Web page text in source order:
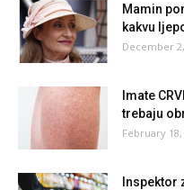
Mamin
kakvu
December
Imate
trebaju
February 18,
Inspektor